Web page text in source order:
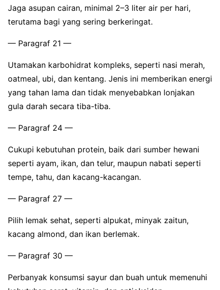
Jaga asupan cairan, minimal 2–3 liter air per hari,
terutama bagi yang sering berkeringat.
— Paragraf 21 —
Utamakan karbohidrat kompleks, seperti nasi merah,
oatmeal, ubi, dan kentang. Jenis ini memberikan energi
yang tahan lama dan tidak menyebabkan lonjakan
gula darah secara tiba-tiba.
— Paragraf 24 —
Cukupi kebutuhan protein, baik dari sumber hewani
seperti ayam, ikan, dan telur, maupun nabati seperti
tempe, tahu, dan kacang-kacangan.
— Paragraf 27 —
Pilih lemak sehat, seperti alpukat, minyak zaitun,
kacang almond, dan ikan berlemak.
— Paragraf 30 —
Perbanyak konsumsi sayur dan buah untuk memenuhi